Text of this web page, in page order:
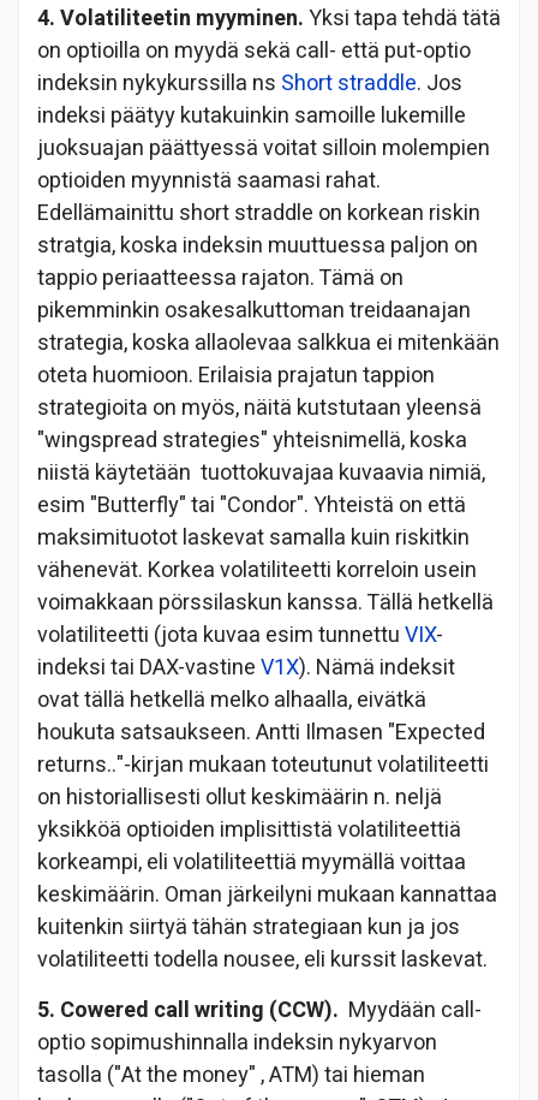
4. Volatiliteetin myyminen.Yksi tapa tehdä tätä
on optioilla on myydä sekä call- että put-optio
indeksin nykykurssilla ns Short straddle. Jos
indeksi päätyy kutakuinkin samoille lukemille
juoksuajan päättyessä voitat silloin molempien
optioiden myynnistä saamasi rahat.
Edellämainittu short straddle on korkean riskin
stratgia, koska indeksin muuttuessa paljon on
tappio periaatteessa rajaton. Tämä on
pikemminkin osakesalkuttoman treidaanajan
strategia, koska allaolevaa salkkua ei mitenkään
oteta huomioon. Erilaisia prajatun tappion
strategioita on myös, näitä kutstutaan yleensä
"wingspread strategies" yhteisnimellä, koska
niistä käytetään tuottokuvajaa kuvaavia nimiä,
esim "Butterfly" tai "Condor". Yhteistä on että
maksimituotot laskevat samalla kuin riskitkin
vähenevät. Korkea volatiliteetti korreloin usein
voimakkaan pörssilaskun kanssa. Tällä hetkellä
volatiliteetti (jota kuvaa esim tunnettuVIX-
indeksi tai DAX-vastineV1X). Nämä indeksit
ovat tällä hetkellä melko alhaalla, eivätkä
houkuta satsaukseen. Antti Ilmasen "Expected
returns.."-kirjan mukaan toteutunut volatiliteetti
on historiallisesti ollut keskimäärin n. neljä
yksikköä optioiden implisittistä volatiliteettiä
korkeampi, eli volatiliteettiä myymällä voittaa
keskimäärin. Oman järkeilyni mukaan kannattaa
kuitenkin siirtyä tähän strategiaan kun ja jos
volatiliteetti todella nousee, eli kurssit laskevat.
5. Cowered call writing (CCW). Myydään call-
optio sopimushinnalla indeksin nykyarvon
tasolla ("At the money" , ATM) tai hieman